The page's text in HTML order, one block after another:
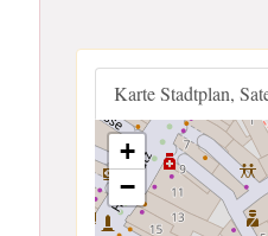
Karte Stadtplan,
+
−